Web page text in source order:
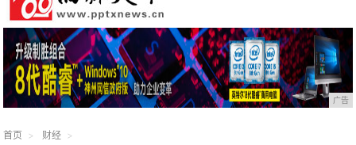
广告
首页 财经